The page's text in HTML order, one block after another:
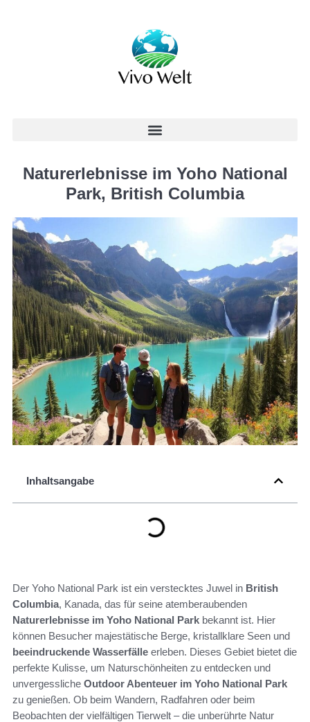
Naturerlebnisse im Yoho National
Park, British Columbia
Inhaltsangabe
Der Yoho National Park ist ein verstecktes Juwel in British
Columbia, Kanada, das für seine atemberaubenden
Naturerlebnisse im Yoho National Park bekannt ist. Hier
können Besucher majestätische Berge, kristallklare Seen und
beeindruckende Wasserfälle erleben. Dieses Gebiet bietet die
perfekte Kulisse, um Naturschönheiten zu entdecken und
unvergessliche Outdoor Abenteuer im Yoho National Park
zu genießen. Ob beim Wandern, Radfahren oder beim
Beobachten der vielfältigen Tierwelt – die unberührte Natur